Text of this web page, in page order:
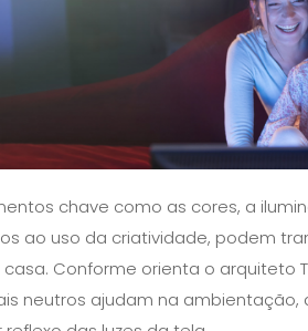
chave como as cores, a
ao uso da criatividade, podem
Conforme orienta o arquiteto
neutros ajudam na